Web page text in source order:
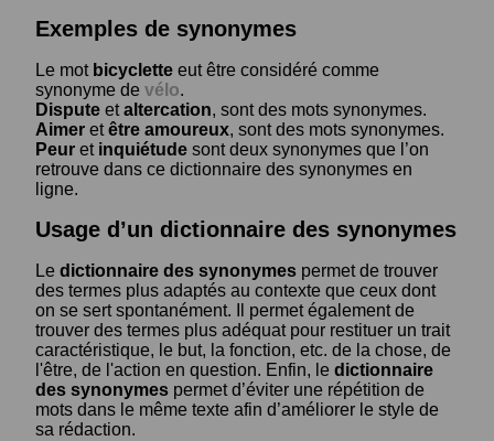
Exemples de synonymes
Le mot bicyclette eut être considéré comme
synonyme de vélo.
Dispute etaltercation, sont des mots synonymes.
Aimer etêtre amoureux, sont des mots synonymes.
Peur et inquiétude sont deux synonymes que l’on
retrouve dans ce dictionnaire des synonymes en
ligne.
Usage d’un dictionnaire des synonymes
Le dictionnaire des synonymes permet de trouver
des termes plus adaptés au contexte que ceux dont
on se sert spontanément. Il permet également de
trouver des termes plus adéquat pour restituer un trait
caractéristique, le but, la fonction, etc. de la chose, de
l'être, de l'action en question. Enfin, le dictionnaire
des synonymes permet d’éviter une répétition de
mots dans le même texte afin d’améliorer le style de
sa rédaction.